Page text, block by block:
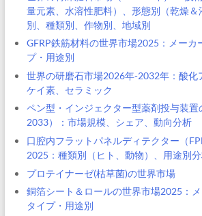
量元素、水溶性肥料）、形態別（乾燥
別、種類別、作物別、地域別
GFRP鉄筋材料の世界市場2025：メーカ
プ・用途別
世界の研磨石市場2026年-2032年：酸化
ケイ素、セラミック
ペン型・インジェクター型薬剤投与装置
2033）：市場規模、シェア、動向分析
口腔内フラットパネルディテクター（
2025：種類別（ヒト、動物）、用途別
プロテイナーゼ(枯草菌)の世界市場
銅箔シート＆ロールの世界市場2025：メ
タイプ・用途別